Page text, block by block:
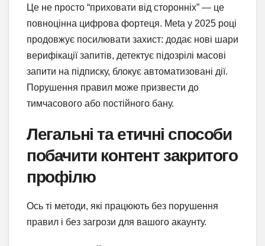
Це не просто “приховати від сторонніх” — це
повноцінна цифрова фортеця. Meta у 2025 році
продовжує посилювати захист: додає нові шари
верифікації запитів, детектує підозрілі масові
запити на підписку, блокує автоматизовані дії.
Порушення правил може призвести до
тимчасового або постійного бану.
Легальні та етичні способи
побачити контент закритого
профілю
Ось ті методи, які працюють без порушення
правил і без загрози для вашого акаунту.